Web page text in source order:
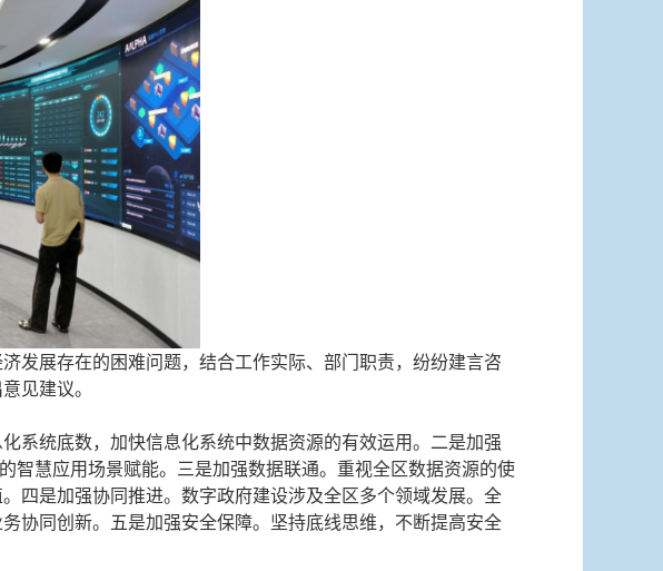
发展存在的困难问题，结合工作实际、部门职责，纷纷建言咨
见建议。
系统底数，加快信息化系统中数据资源的有效运用。二是加强
智慧应用场景赋能。三是加强数据联通。重视全区数据资源的使
四是加强协同推进。数字政府建设涉及全区多个领域发展。全
协同创新。五是加强安全保障。坚持底线思维，不断提高安全